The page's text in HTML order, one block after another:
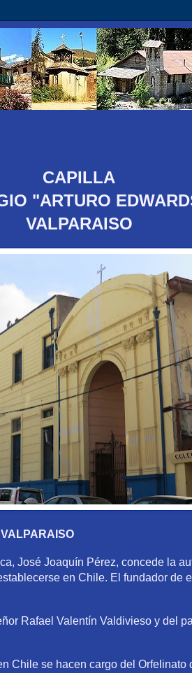
CAPILLA
"ARTURO
VALPARAISO
José Joaquín Pérez, concede la
en Chile. El fundador de
Rafael Valentín Valdivieso y del
Chile se hacen cargo del